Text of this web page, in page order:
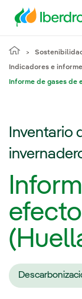
Indicadores e
Informe de gases
Inventario